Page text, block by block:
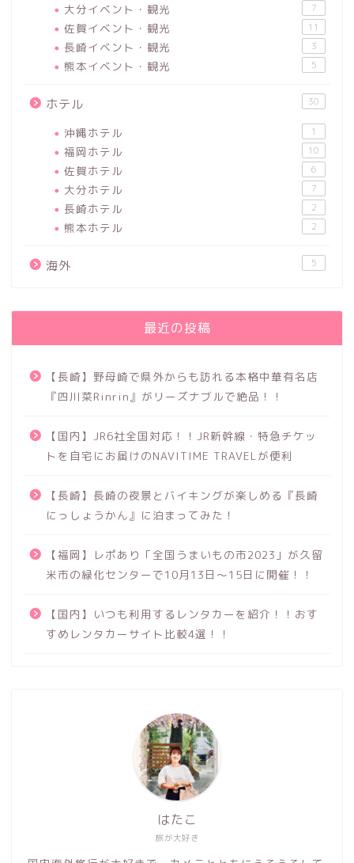
大分イベント・観光 7
佐賀イベント・観光 11
長崎イベント・観光 3
熊本イベント・観光 5
ホテル 30
沖縄ホテル 1
福岡ホテル 10
佐賀ホテル 6
大分ホテル 7
長崎ホテル 2
熊本ホテル 2
海外 5
最近の投稿
【長崎】野母崎で県外からも訪れる本格中華有名店
『四川菜Rinrin』がリーズナブルで絶品！！
【国内】JR6社全国対応！！JR新幹線・特急チケッ
トを自宅にお届けのNAVITIME TRAVELが便利
【長崎】長崎の夜景とバイキングが楽しめる『長崎
にっしょうかん』に泊まってみた！
【福岡】レポあり「全国うまいもの市2023」が久留
米市の緑化センターで10月13日～15日に開催！！
【国内】いつも利用するレンタカーを紹介！！おす
すめレンタカーサイト比較4選！！
旅が大好き
はたこ